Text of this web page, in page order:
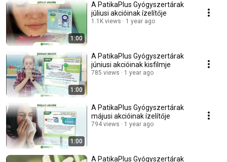
1:00
A PatikaPlus Gyógyszertárak
júliusi akcióinak ízelítője
1.1K views 1 year ago
1:00
A PatikaPlus Gyógyszertárak
júniusi akcióinak kisfilmje
785 views 1 year ago
1:00
A PatikaPlus Gyógyszertárak
májusi akcióinak ízelítője
794 views 1 year ago
A PatikaPlus Gyógyszertárak